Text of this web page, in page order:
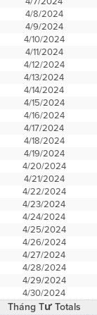
4/8/2024
4/9/2024
4/10/2024
4/11/2024
4/12/2024
4/13/2024
4/14/2024
4/15/2024
4/16/2024
4/17/2024
4/18/2024
4/19/2024
4/20/2024
4/21/2024
4/22/2024
4/23/2024
4/24/2024
4/25/2024
4/26/2024
4/27/2024
4/28/2024
4/29/2024
4/30/2024
Tháng Tư Totals